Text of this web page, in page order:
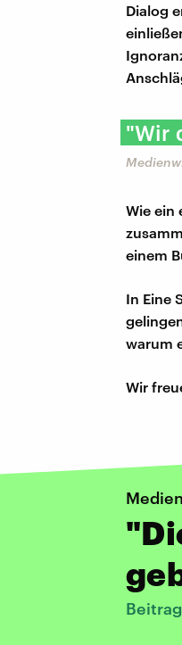
Dialog
"Wir
Wie ein
einem
In Eine
warum
Wir